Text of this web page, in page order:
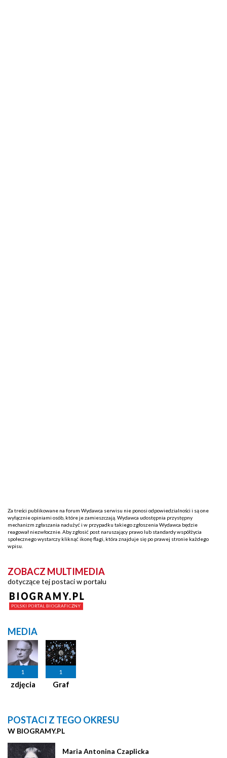
Za treści publikowane na forum Wydawca serwisu nie ponosi odpowiedzialności i są one
wyłącznie opiniami osób, które je zamieszczają. Wydawca udostępnia przystępny
mechanizm zgłaszania nadużyć i w przypadku takiego zgłoszenia Wydawca będzie
reagował niezwłocznie. Aby zgłosić post naruszający prawo lub standardy współżycia
społecznego wystarczy kliknąć ikonę flagi, która znajduje się po prawej stronie każdego
wpisu.
ZOBACZ MULTIMEDIA
dotyczące tej postaci w portalu
MEDIA
1
zdjęcia
1
Graf
POSTACI Z TEGO OKRESU
W BIOGRAMY.PL
Maria Antonina Czaplicka